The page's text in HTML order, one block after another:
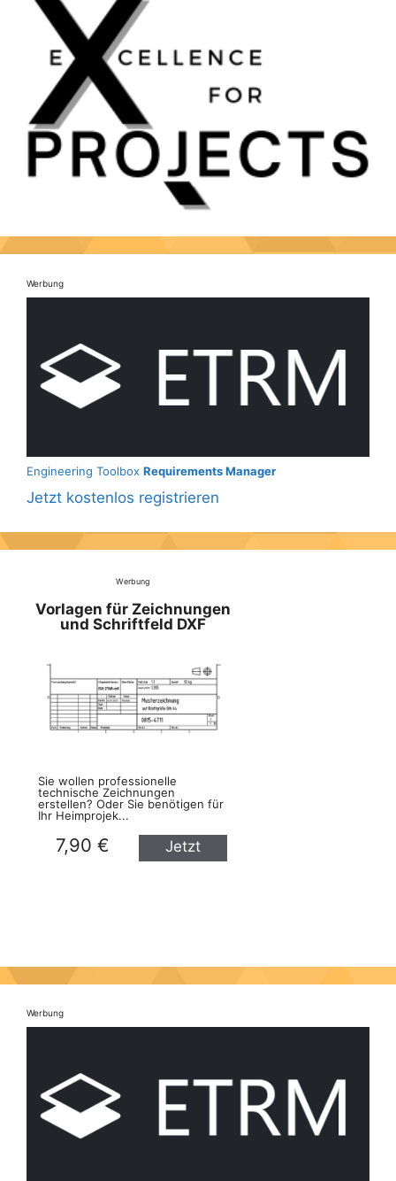
Werbung
Engineering Toolbox Requirements Manager
Jetzt kostenlos registrieren
Werbung
Vorlagen für Zeichnungen
und Schriftfeld DXF
Sie wollen professionelle
technische Zeichnungen
erstellen? Oder Sie benötigen für
Ihr Heimprojek...
7,90 €
Jetzt
Werbung